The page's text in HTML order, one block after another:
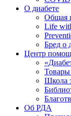
О диабете
Общая
Life
Бред о
Центр
Товары
Школа
Об РДА